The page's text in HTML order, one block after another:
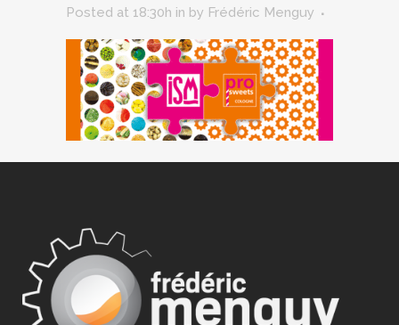
Posted at 18:30h in by Frédéric Menguy